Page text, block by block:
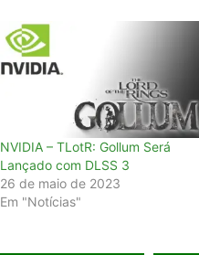
NVIDIA – TLotR: Gollum Será
Lançado com DLSS 3
26 de maio de 2023
Em "Notícias"